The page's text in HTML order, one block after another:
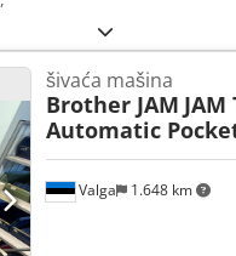
Valga 1.648 km
šivaća mašina
Brother JAM JAM
Automatic